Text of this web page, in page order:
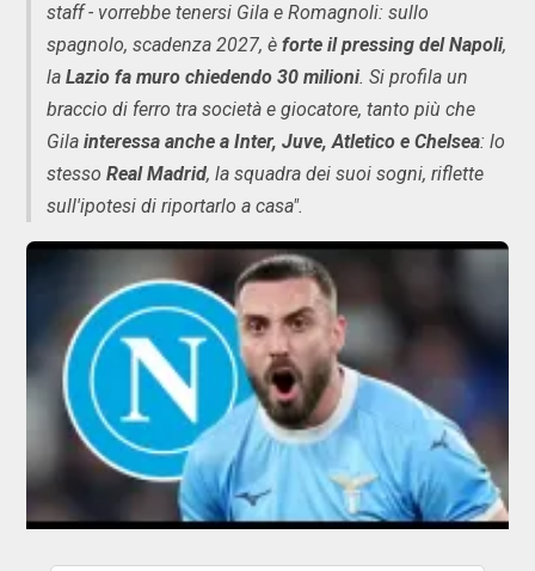
staff - vorrebbe tenersi Gila e Romagnoli: sullo
spagnolo, scadenza 2027, è forte il pressing del Napoli,
la Lazio fa muro chiedendo 30 milioni. Si profila un
braccio di ferro tra società e giocatore, tanto più che
Gila interessa anche a Inter, Juve, Atletico e Chelsea: lo
stesso Real Madrid, la squadra dei suoi sogni, riflette
sull'ipotesi di riportarlo a casa".